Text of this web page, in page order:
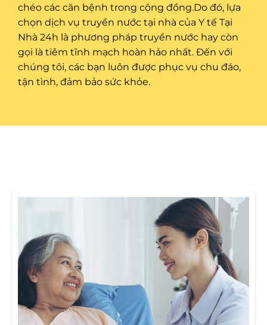
chéo các căn bệnh trong cộng đồng.Do đó, lựa
chọn dịch vụ truyền nước tại nhà của Y tế Tại
Nhà 24h là phương pháp truyền nước hay còn
gọi là tiêm tĩnh mạch hoàn hảo nhất. Đến với
chúng tôi, các bạn luôn được phục vụ chu đáo,
tận tình, đảm bảo sức khỏe.